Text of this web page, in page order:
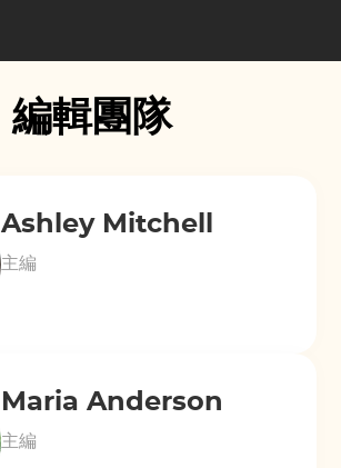
編輯團隊
Ashley Mitchell
主編
Maria Anderson
主編